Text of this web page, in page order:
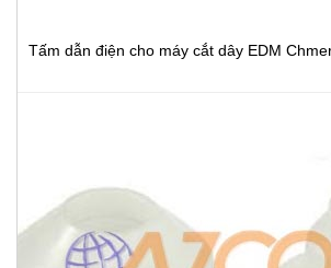
Tấm dẫn điện cho máy cắt dây EDM